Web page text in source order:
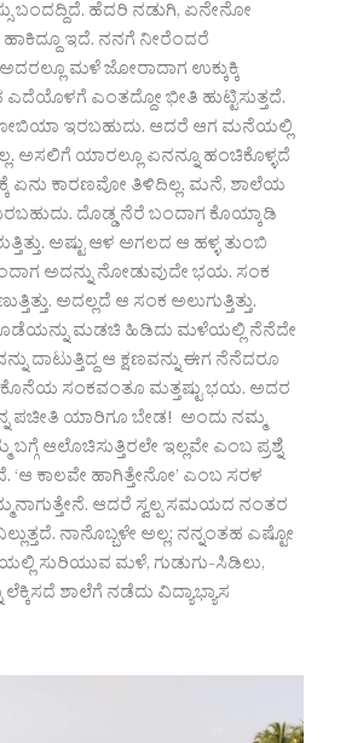
ಬಂದದ್ದಿದೆ. ಹೆದರಿ ನಡುಗಿ, ಏನೇನೋ
ಹಾಕಿದ್ದೂ ಇದೆ. ನನಗೆ ನೀರೆಂದರೆ
ಮಳೆ ಜೋರಾದಾಗ ಉಕ್ಕುಕ್ಕಿ
ಎದೆಯೊಳಗೆ ಎಂತದ್ದೋ ಭೀತಿ ಹುಟ್ಟಿಸುತ್ತದೆ.
ಇರಬಹುದು. ಆದರೆ ಆಗ ಮನೆಯಲ್ಲಿ
ಅಸಲಿಗೆ ಯಾರಲ್ಲೂ ಏನನ್ನೂ ಹಂಚಿಕೊಳ್ಳದೆ
ಏನು ಕಾರಣವೋ ತಿಳಿದಿಲ್ಲ. ಮನೆ, ಶಾಲೆಯ
ದೊಡ್ಡ ನೆರೆ ಬಂದಾಗ ಕೊಯ್ಕಾಡಿ
ಅಷ್ಟು ಆಳ ಅಗಲದ ಆ ಹಳ್ಳ ತುಂಬಿ
ಅದನ್ನು ನೋಡುವುದೇ ಭಯ. ಸಂಕ
ಅದಲ್ಲದೆ ಆ ಸಂಕ ಅಲುಗುತ್ತಿತ್ತು.
ಮಡಚಿ ಹಿಡಿದು ಮಳೆಯಲ್ಲಿ ನೆನೆದೇ
ದಾಟುತ್ತಿದ್ದ ಆ ಕ್ಷಣವನ್ನು ಈಗ ನೆನೆದರೂ
ಸಂಕವಂತೂ ಮತ್ತಷ್ಟು ಭಯ. ಅದರ
ಪಚೀತಿ ಯಾರಿಗೂ ಬೇಡ! ಅಂದು ನಮ್ಮ
ಬಗ್ಗೆ ಆಲೊಚಿಸುತ್ತಿರಲೇ ಇಲ್ಲವೇ ಎಂಬ ಪ್ರಶ್ನೆ
‘ಆ ಕಾಲವೇ ಹಾಗಿತ್ತೇನೋ’ ಎಂಬ ಸರಳ
ಆದರೆ ಸ್ವಲ್ಪ ಸಮಯದ ನಂತರ
ನಾನೊಬ್ಬಳೇ ಅಲ್ಲ; ನನ್ನಂತಹ ಎಷ್ಟೋ
ಸುರಿಯುವ ಮಳೆ, ಗುಡುಗು-ಸಿಡಿಲು,
ಶಾಲೆಗೆ ನಡೆದು ವಿದ್ಯಾಭ್ಯಾಸ